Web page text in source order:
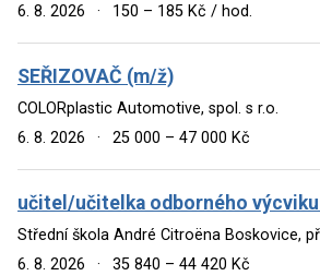
6. 8. 2026
· 150 – 185 Kč / hod.
SEŘIZOVAČ (m/ž)
COLORplastic Automotive, spol. s r.o.
6. 8. 2026
· 25 000 – 47 000 Kč
učitel/učitelka odborného
Střední škola André Citroëna Boskovice,
6. 8. 2026
· 35 840 – 44 420 Kč